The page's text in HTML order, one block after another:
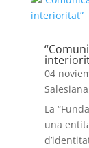
04
Salesiana
La
una